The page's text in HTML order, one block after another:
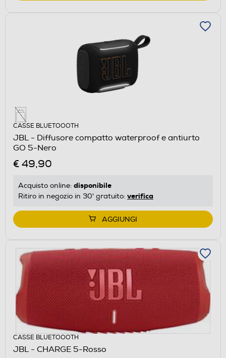
CASSE BLUETOOOTH
JBL - Diffusore compatto waterproof e antiurto
GO 5-Nero
€ 49,90
Acquisto online: disponibile
Ritiro in negozio in 30' gratuito: verifica
AGGIUNGI
CASSE BLUETOOOTH
JBL - CHARGE 5-Rosso